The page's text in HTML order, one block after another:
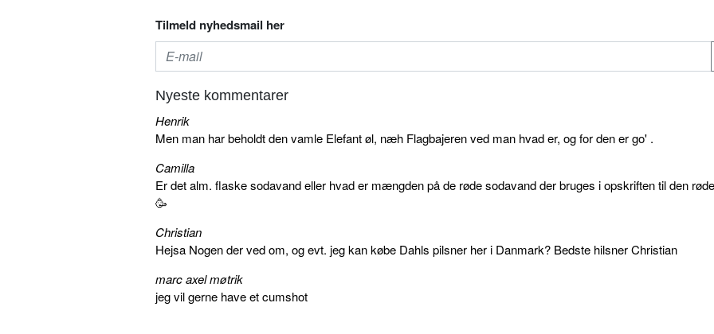
Tilmeld nyhedsmail her
Nyeste kommentarer
Henrik
Men man har beholdt den vamle Elefant øl, næh Flagbajeren ved man hvad er, og for den er go' .
Camilla
Er det alm. flaske sodavand eller hvad er mængden på de røde sodavand der bruges i opskriften til den
🥳
Christian
Hejsa Nogen der ved om, og evt. jeg kan købe Dahls pilsner her i Danmark? Bedste hilsner Christian
marc axel møtrik
jeg vil gerne have et cumshot